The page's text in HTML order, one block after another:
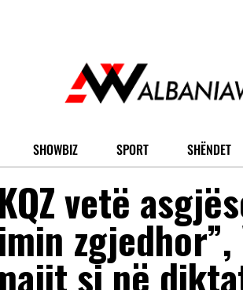
SHOWBIZ SPORT SHËNDET
vetë
zgjedhor”,
si në